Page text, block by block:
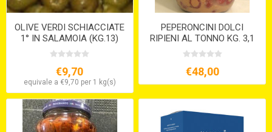
OLIVE VERDI SCHIACCIATE
1° IN SALAMOIA (KG.13)
€9,70
equivale a €9,70 per 1 kg(s)
PEPERONCINI DOLCI
RIPIENI AL TONNO KG. 3,1
€48,00